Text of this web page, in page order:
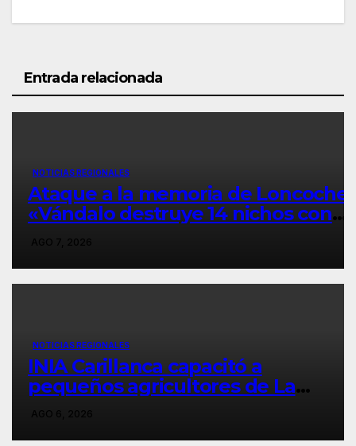
Entrada relacionada
NOTICIAS REGIONALES
Ataque a la memoria de Loncoche:
«Vándalo destruye 14 nichos con
objetos contundentes y el
NOTICIAS REGIONALES
INIA Carillanca capacitó a
pequeños agricultores de La
Araucanía en manejo